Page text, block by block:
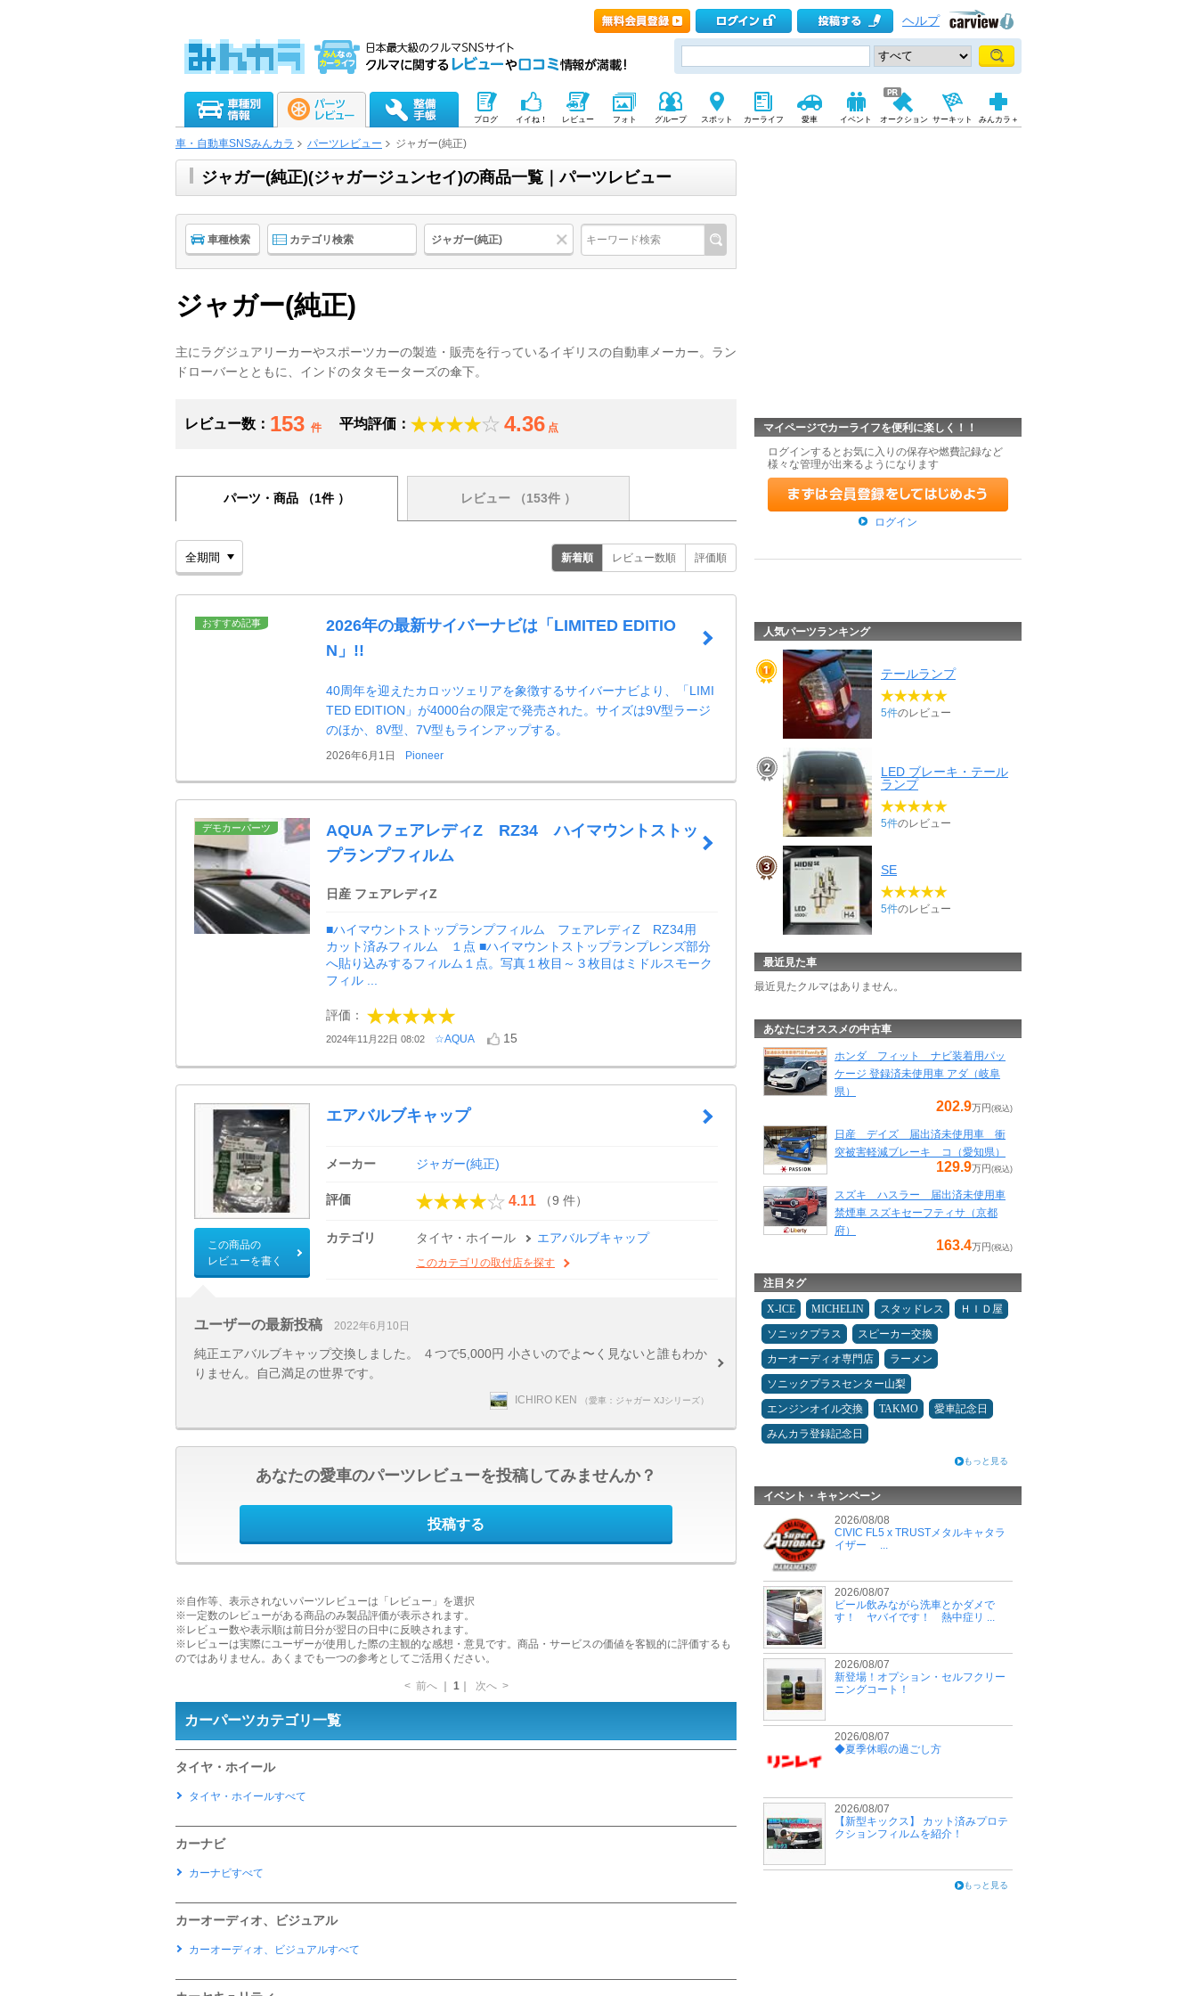
ヘルプ
ブログ イイね！ レビュー フォト グループ スポット カーライフ 愛車 イベント オークション サーキット みんカラ＋
車・自動車SNSみんカラ パーツレビュー ジャガー(純正)
ジャガー(純正)(ジャガージュンセイ)の商品一覧｜パーツレビュー
車種検索 カテゴリ検索 ジャガー(純正)
ジャガー(純正)
主にラグジュアリーカーやスポーツカーの製造・販売を行っているイギリスの自動車メーカー。ラン
ドローバーとともに、インドのタタモーターズの傘下。
レビュー数： 153 件 平均評価： 4.36 点
パーツ・商品 （1件 ） レビュー （153件 ）
新着順 レビュー数順 評価順
おすすめ記事
2026年の最新サイバーナビは「LIMITED EDITIO
N」!!
40周年を迎えたカロッツェリアを象徴するサイバーナビより、「LIMI
TED EDITION」が4000台の限定で発売された。サイズは9V型ラージ
のほか、8V型、7V型もラインアップする。
2026年6月1日 Pioneer
デモカーパーツ
AQUA フェアレディZ RZ34 ハイマウントストッ
プランプフィルム
日産 フェアレディZ
■ハイマウントストップランプフィルム フェアレディZ RZ34用
カット済みフィルム １点 ■ハイマウントストップランプレンズ部分
へ貼り込みするフィルム１点。写真１枚目～３枚目はミドルスモーク
フィル ...
評価：
2024年11月22日 08:02 ☆AQUA 15
この商品の
レビューを書く
エアバルブキャップ
メーカー ジャガー(純正)
評価 4.11 （9 件）
カテゴリ タイヤ・ホイール エアバルブキャップ
このカテゴリの取付店を探す
ユーザーの最新投稿 2022年6月10日
純正エアバルブキャップ交換しました。 ４つで5,000円 小さいのでよ〜く見ないと誰もわか
りません。自己満足の世界です。
ICHIRO KEN （愛車：ジャガー XJシリーズ）
あなたの愛車のパーツレビューを投稿してみませんか？
投稿する
※自作等、表示されないパーツレビューは「レビュー」を選択
※一定数のレビューがある商品のみ製品評価が表示されます。
※レビュー数や表示順は前日分が翌日の日中に反映されます。
※レビューは実際にユーザーが使用した際の主観的な感想・意見です。商品・サービスの価値を客観的に評価するも
のではありません。あくまでも一つの参考としてご活用ください。
< 前へ 1｜ 次へ >
カーパーツカテゴリ一覧
タイヤ・ホイール
タイヤ・ホイールすべて
カーナビ
カーナビすべて
カーオーディオ、ビジュアル
カーオーディオ、ビジュアルすべて
マイページでカーライフを便利に楽しく！！
ログインするとお気に入りの保存や燃費記録など
様々な管理が出来るようになります
ログイン
人気パーツランキング
テールランプ
5件のレビュー
LED ブレーキ・テール
ランプ
5件のレビュー
SE
5件のレビュー
最近見た車
最近見たクルマはありません。
あなたにオススメの中古車
ホンダ フィット ナビ装着用パッ
ケージ 登録済未使用車 アダ（岐阜
県）
202.9万円(税込)
日産 デイズ 届出済未使用車 衝
突被害軽減ブレーキ コ（愛知県）
129.9万円(税込)
スズキ ハスラー 届出済未使用車
禁煙車 スズキセーフティサ（京都
府）
163.4万円(税込)
注目タグ
X-ICE MICHELIN スタッドレス
ＨＩＤ屋
ソニックプラス
スピーカー交換
カーオーディオ専門店
ラーメン
ソニックプラスセンター山梨
エンジンオイル交換
TAKMO
愛車記念日
みんカラ登録記念日
もっと見る
イベント・キャンペーン
2026/08/08
CIVIC FL5 x TRUSTメタルキャタラ
イザー ...
2026/08/07
ビール飲みながら洗車とかダメで
す！ ヤバイです！ 熱中症リ ...
2026/08/07
新登場！オプション・セルフクリー
ニングコート！
2026/08/07
◆夏季休暇の過ごし方
2026/08/07
【新型キックス】 カット済みプロテ
クションフィルムを紹介！
もっと見る